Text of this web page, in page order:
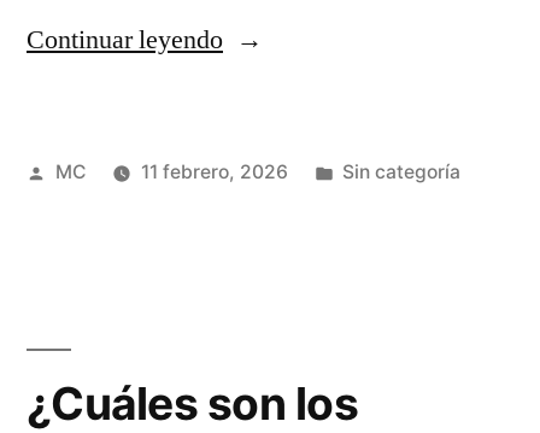
Continuar leyendo“Arroz:
de
Publicado
MC 11 febrero, 2026
Publicada
Sin categoría
¿Cuáles son los